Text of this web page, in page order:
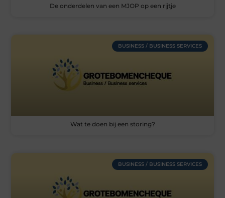
De onderdelen van een MJOP op een rijtje
BUSINESS / BUSINESS SERVICES
Wat te doen bij een storing?
BUSINESS / BUSINESS SERVICES